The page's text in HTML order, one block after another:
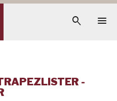
search menu
-